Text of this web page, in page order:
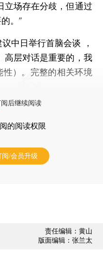
立场存在分歧，但通过
。”
日举行首脑会谈 ，
高层对话是重要的，我
）。完整的相关环境
后继续阅读
的阅读权限
阅/会员升级
责任编辑：黄山
版面编辑：张兰太